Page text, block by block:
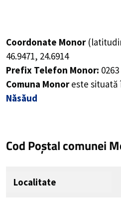
Coordonate Monor
46.9471, 24.6914
Prefix Telefon Monor: 0263
Comuna Monoreste situată
Năsăud
Cod Poștal comunei
Localitate